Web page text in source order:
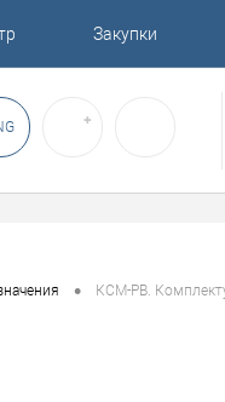
Закупки
✚
• КСМ-РВ.